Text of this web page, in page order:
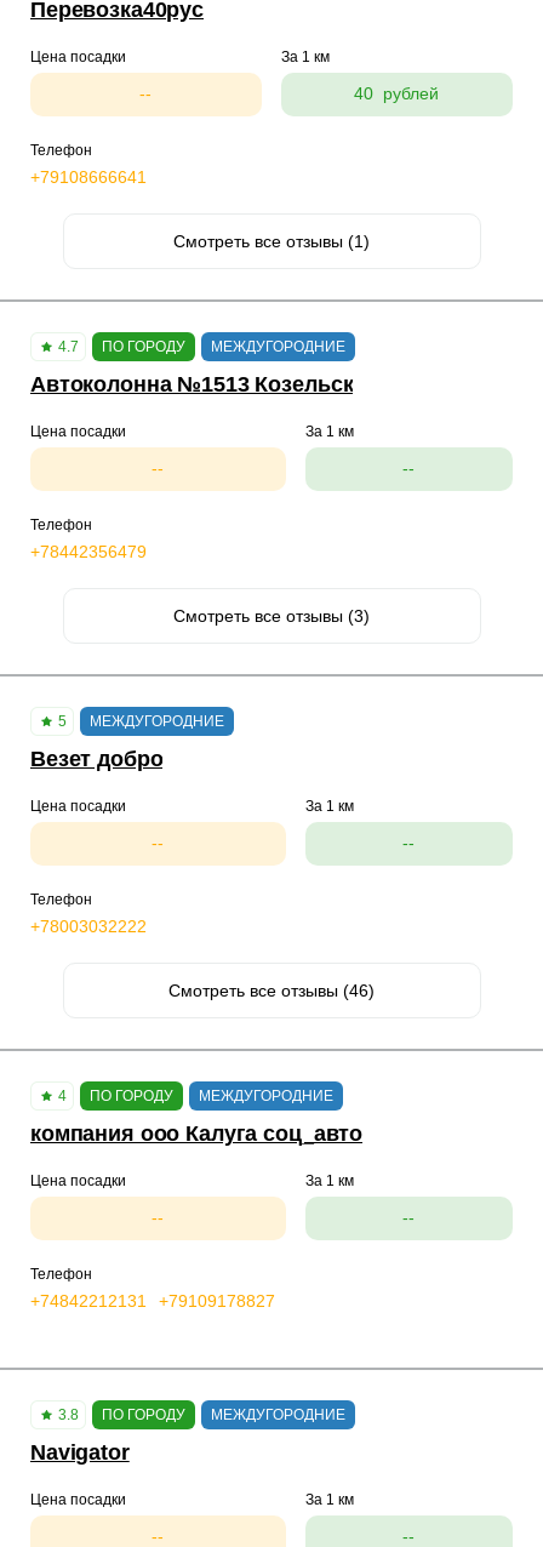
Перевозка40рус
Цена посадки
--
За 1 км
40 рублей
Телефон
+79108666641
Смотреть все отзывы (1)
4.7 ПО ГОРОДУ МЕЖДУГОРОДНИЕ
Автоколонна №1513 Козельск
Цена посадки
--
За 1 км
--
Телефон
+78442356479
Смотреть все отзывы (3)
5 МЕЖДУГОРОДНИЕ
Везет добро
Цена посадки
--
За 1 км
--
Телефон
+78003032222
Смотреть все отзывы (46)
4 ПО ГОРОДУ МЕЖДУГОРОДНИЕ
компания ооо Калуга соц_авто
Цена посадки
--
За 1 км
--
Телефон
+74842212131 +79109178827
3.8 ПО ГОРОДУ МЕЖДУГОРОДНИЕ
Navigator
Цена посадки
--
За 1 км
--